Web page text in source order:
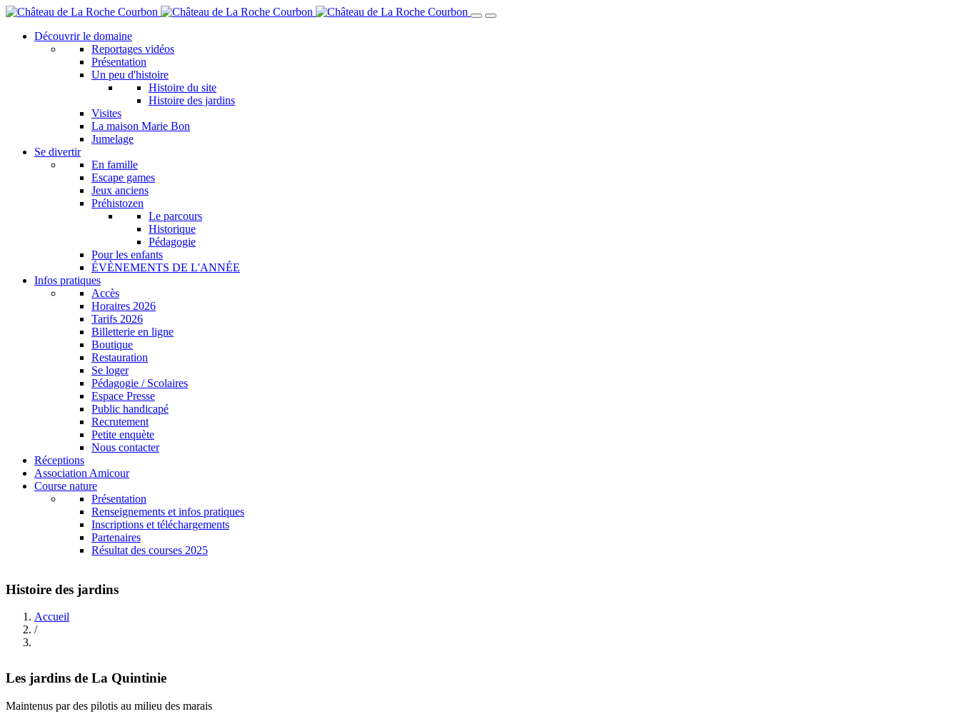
Aller
contenuDécouvrir le domaine
Reportages vidéos
Présentation
Un peu d'histoire
Histoire du site
Histoire des jardins
Visites
La maison Marie Bon
Jumelage
Se divertir
En famille
Escape games
Jeux anciens
Préhistozen
Le parcours
Historique
Pédagogie
Pour les enfants
ÉVÈNEMENTS DE L'ANNÉE
Infos pratiques
Accès
Horaires 2026
Tarifs 2026
Billetterie en ligne
Boutique
Restauration
Se loger
Pédagogie / Scolaires
Espace Presse
Public handicapé
Recrutement
Petite enquète
Nous contacter
Réceptions
Association Amicour
Course nature
Présentation
Renseignements et infos pratiques
Inscriptions et téléchargements
Partenaires
Résultat des courses 2025
Histoire des jardins
Fil
Accueil
/
Les jardins de La Quintinie
Maintenus par des pilotis au milieu des marais